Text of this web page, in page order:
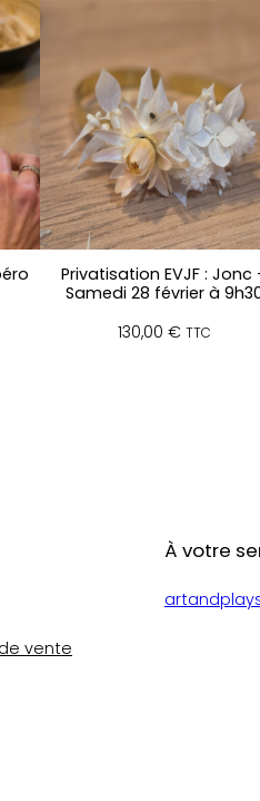
Privatisation EVJF : Jonc
Samedi 28 février à
130,00 € TTC
vente
À votre